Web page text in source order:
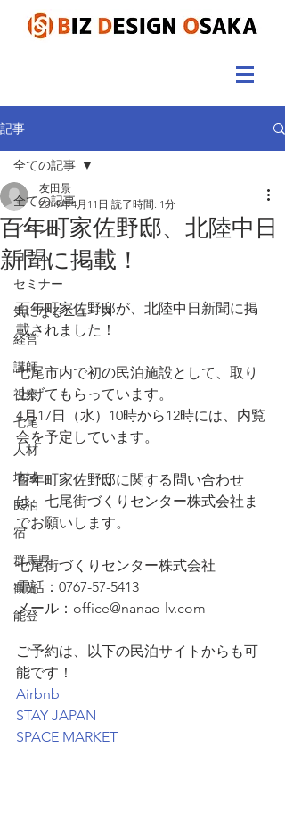
記事
全ての記事
イベント
コラム
セミナー
気になるニュース
経営
講師
視察
七尾
人材
地域
民泊
宿
群馬県
観光
能登
全ての記事
百年町家佐野邸、北陸中日
新聞に掲載！
友田景
2019年4月11日 読了時間: 1分
百年町家佐野邸が、北陸中日新聞に掲
載されました！
七尾市内で初の民泊施設として、取り
上げてもらっています。
4月17日（水）10時から12時には、内覧
会を予定しています。
百年町家佐野邸に関する問い合わせ
は、七尾街づくりセンター株式会社ま
でお願いします。
七尾街づくりセンター株式会社
電話：0767-57-5413
メール：office@nanao-lv.com
ご予約は、以下の民泊サイトからも可
能です！
Airbnb
STAY JAPAN
SPACE MARKET